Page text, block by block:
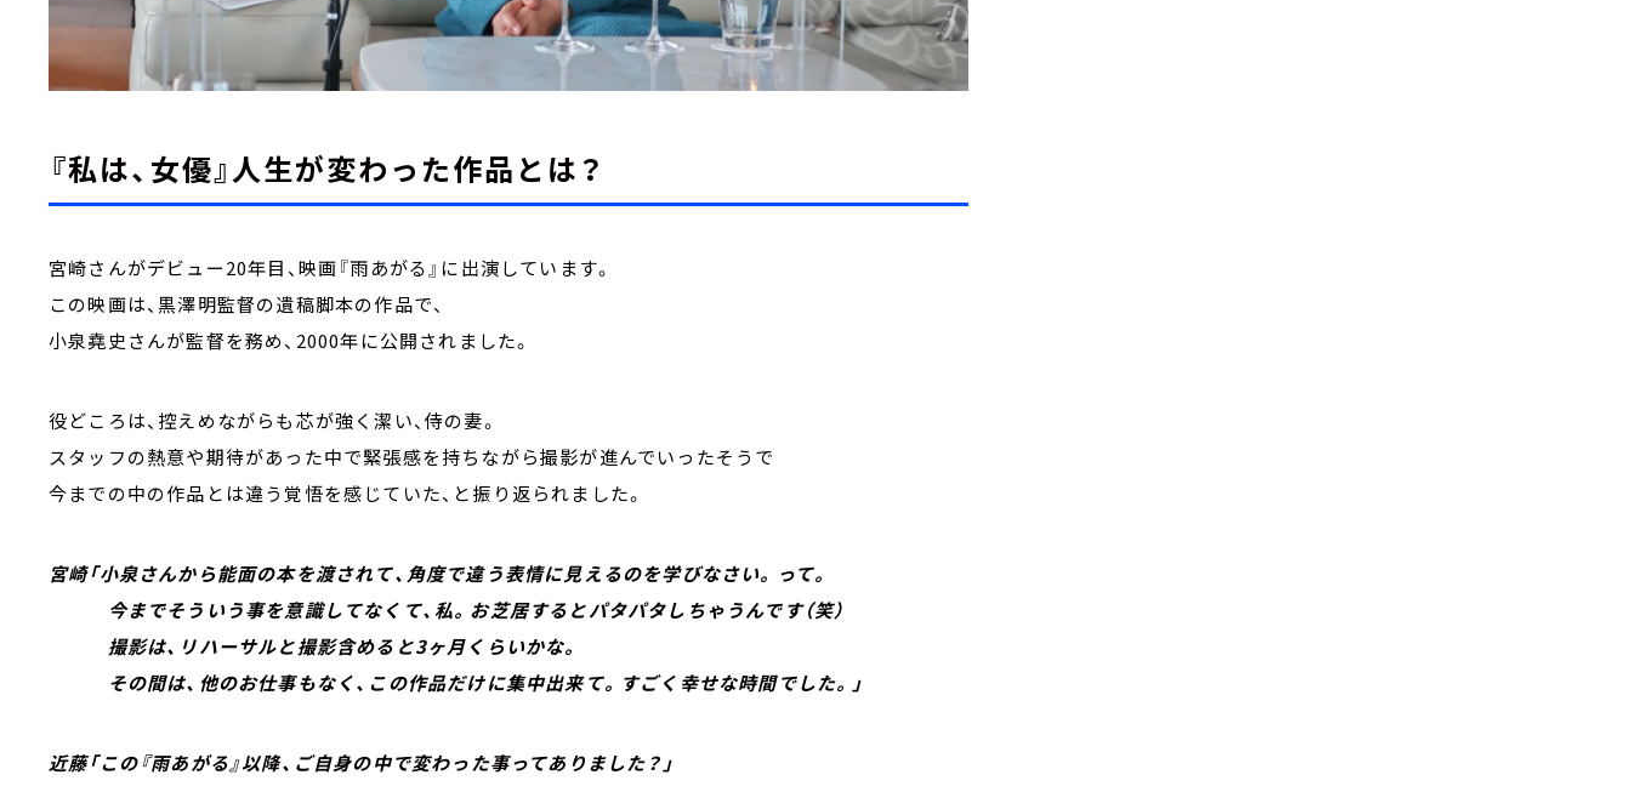
『私は、女優』人生が変わった作品とは？
宮崎さんがデビュー20年目、映画『雨あがる』に出演しています。
この映画は、黒澤明監督の遺稿脚本の作品で、
小泉堯史さんが監督を務め、2000年に公開されました。
役どころは、控えめながらも芯が強く潔い、侍の妻。
スタッフの熱意や期待があった中で緊張感を持ちながら撮影が進んでいったそうで
今までの中の作品とは違う覚悟を感じていた、と振り返られました。
宮崎「小泉さんから能面の本を渡されて、角度で違う表情に見えるのを学びなさい。って。
今までそういう事を意識してなくて、私。お芝居するとパタパタしちゃうんです（笑）
撮影は、リハーサルと撮影含めると3ヶ月くらいかな。
その間は、他のお仕事もなく、この作品だけに集中出来て。すごく幸せな時間でした。」
近藤「この『雨あがる』以降、ご自身の中で変わった事ってありました？」